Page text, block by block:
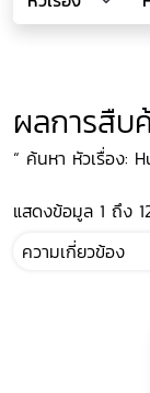
ผลการสืบ
“ ค้นหา หัวเรื่อง:
แสดงข้อมูล 1 ถึง